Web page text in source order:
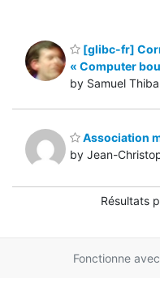
[glibc-fr]
« Computer
by Samuel
Association
by Jean-
Résultats
Fonctionne avec